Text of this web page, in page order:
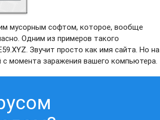
мусорным софтом, которое, вообще
Одним из примеров такого
Звучит просто как имя сайта. Но на
момента заражения вашего компьютера.